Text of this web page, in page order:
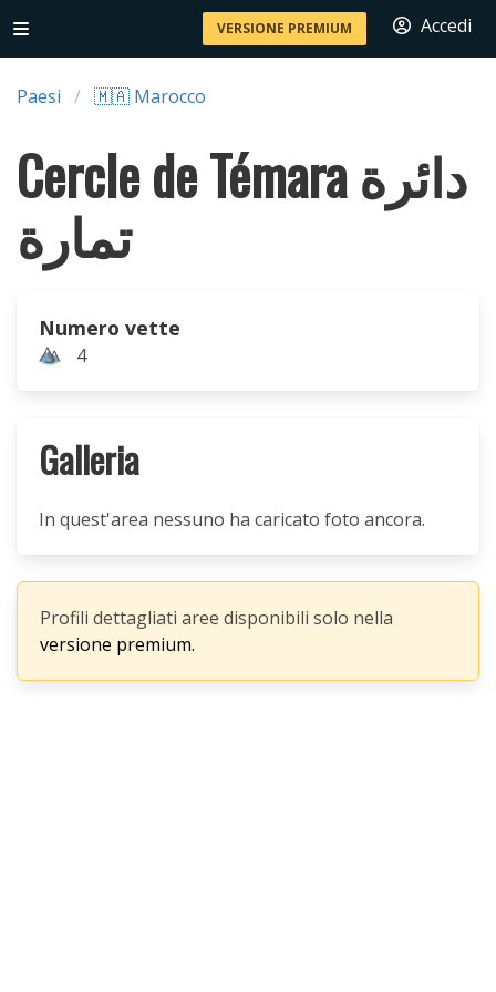
VERSIONE PREMIUM Accedi
Paesi 🇲🇦 Marocco
Cercle de Témara دائرة
تمارة
Numero vette
4
Galleria
In quest'area nessuno ha caricato foto ancora.
Profili dettagliati aree disponibili solo nella
versione premium.